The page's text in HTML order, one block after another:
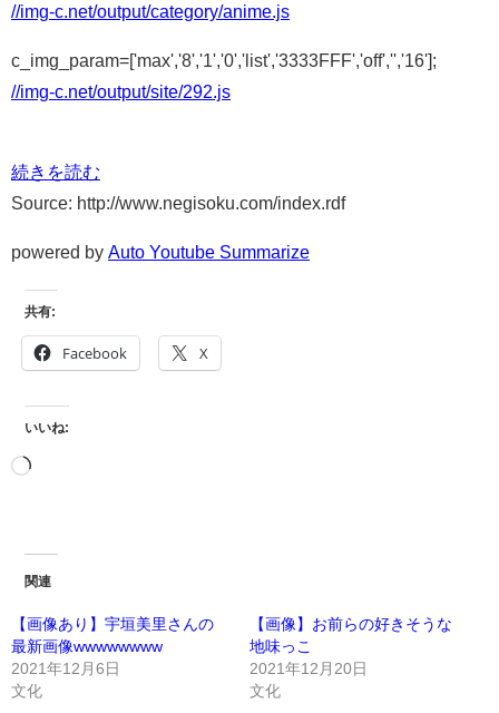
//img-c.net/output/category/anime.js
c_img_param=['max','8','1','0','list','3333FFF','off','','16'];
//img-c.net/output/site/292.js
続きを読む
Source: http://www.negisoku.com/index.rdf
powered by Auto Youtube Summarize
共有:
Facebook X
いいね:
関連
【画像あり】宇垣美里さんの
最新画像wwwwwwww
2021年12月6日
文化
【画像】お前らの好きそうな
地味っこ
2021年12月20日
文化